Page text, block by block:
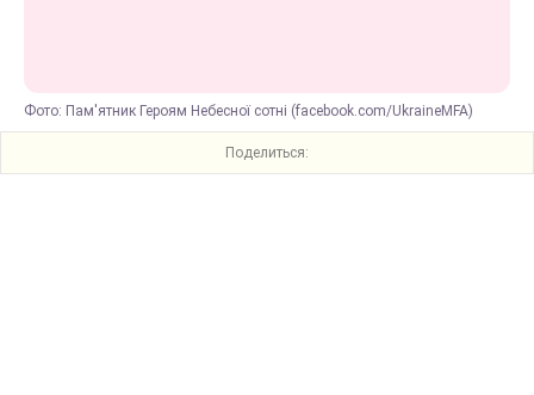
Фото: Пам'ятник Героям Небесної сотні (facebook.com/UkraineMFA)
Поделиться: